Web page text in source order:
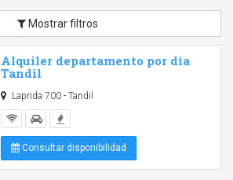
Mostrar filtros
Alquiler departamento por dia
Tandil
Laprida 700 - Tandil
Consultar disponibilidad